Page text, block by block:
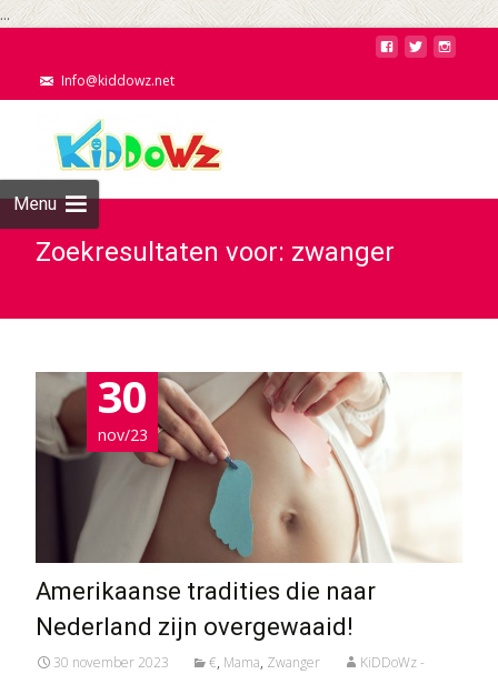
...
Info@kiddowz.net
Menu
Zoekresultaten voor: zwanger
30
nov/23
Amerikaanse tradities die naar
Nederland zijn overgewaaid!
30 november 2023 €, Mama, Zwanger
KiDDoWz -